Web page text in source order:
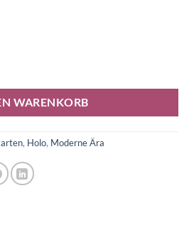
WARENKORB
, Holo, Moderne Ära